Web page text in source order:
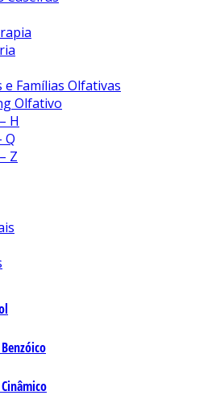
e Famílias Olfativas
Olfativo
H
Q
Z